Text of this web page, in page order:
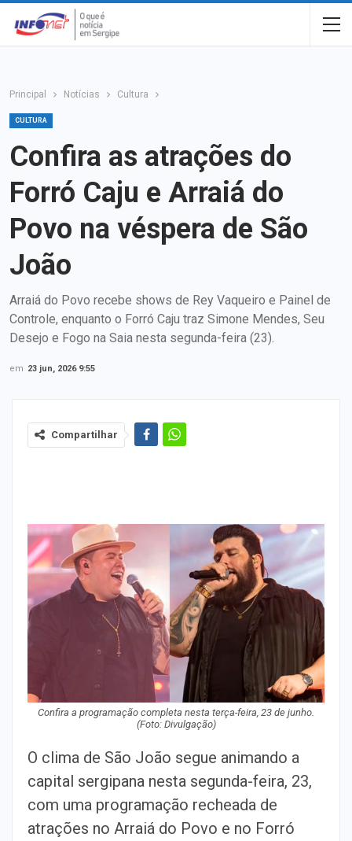
Principal Notícias Cultura
CULTURA
Confira as atrações do
Forró Caju e Arraiá do
Povo na véspera de São
João
Arraiá do Povo recebe shows de Rey Vaqueiro e Painel de
Controle, enquanto o Forró Caju traz Simone Mendes, Seu
Desejo e Fogo na Saia nesta segunda-feira (23).
em 23 jun, 2026 9:55
Compartilhar
Confira a programação completa nesta terça-feira, 23 de junho.
(Foto: Divulgação)
O clima de São João segue animando a
capital sergipana nesta segunda-feira, 23,
com uma programação recheada de
atrações no Arraiá do Povo e no Forró